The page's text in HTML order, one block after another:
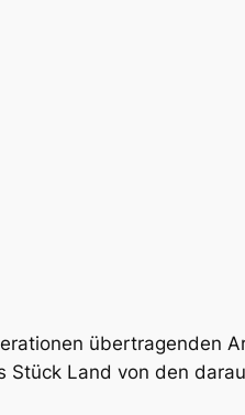
übertragenden
Stück Land von den